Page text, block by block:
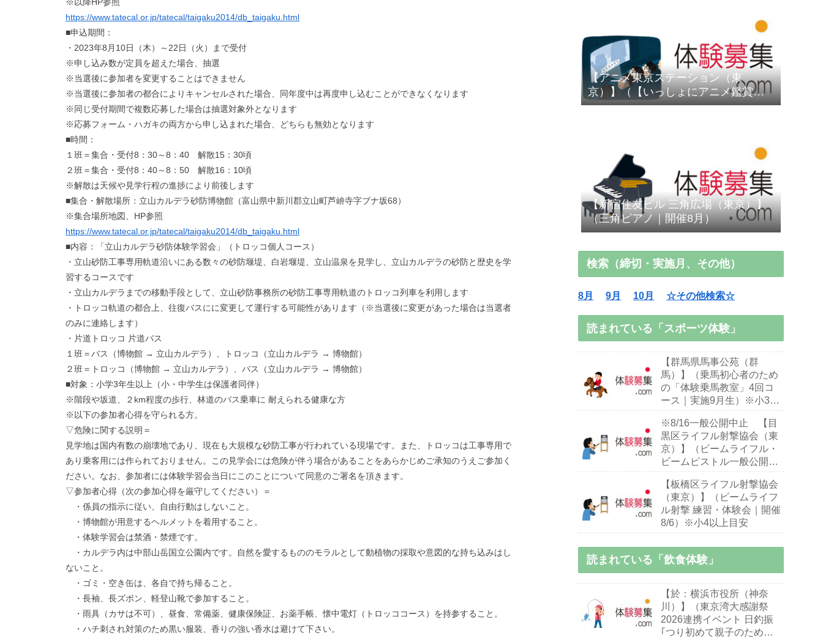
※以降HP参照
https://www.tatecal.or.jp/tatecal/taigaku2014/db_taigaku.html
■申込期間：
・2023年8月10日（木）～22日（火）まで受付
※申し込み数が定員を超えた場合、抽選
※当選後に参加者を変更することはできません
※当選後に参加者の都合によりキャンセルされた場合、同年度中は再度申し込むことができなくなります
※同じ受付期間で複数応募した場合は抽選対象外となります
※応募フォーム・ハガキの両方から申し込まれた場合、どちらも無効となります
■時間：
１班＝集合・受付8：30～8：40 解散15：30頃
２班＝集合・受付8：40～8：50 解散16：10頃
※解散は天候や見学行程の進捗により前後します
■集合・解散場所：立山カルデラ砂防博物館（富山県中新川郡立山町芦峅寺字ブナ坂68）
※集合場所地図、HP参照
https://www.tatecal.or.jp/tatecal/taigaku2014/db_taigaku.html
■内容：「立山カルデラ砂防体験学習会」（トロッコ個人コース）
・立山砂防工事専用軌道沿いにある数々の砂防堰堤、白岩堰堤、立山温泉を見学し、立山カルデラの砂防と歴史を学
習するコースです
・立山カルデラまでの移動手段として、立山砂防事務所の砂防工事専用軌道のトロッコ列車を利用します
・トロッコ軌道の都合上、往復バスにに変更して運行する可能性があります（※当選後に変更があった場合は当選者
のみに連絡します）
・片道トロッコ 片道バス
１班＝バス（博物館 → 立山カルデラ）、トロッコ（立山カルデラ → 博物館）
２班＝トロッコ（博物館 → 立山カルデラ）、バス（立山カルデラ → 博物館）
■対象：小学3年生以上（小・中学生は保護者同伴）
※階段や坂道、２km程度の歩行、林道のバス乗車に 耐えられる健康な方
※以下の参加者心得を守られる方。
▽危険に関する説明＝
見学地は国内有数の崩壊地であり、現在も大規模な砂防工事が行われている現場です。また、トロッコは工事専用で
あり乗客用には作られておりません。この見学会には危険が伴う場合があることをあらかじめご承知のうえご参加く
ださい。なお、参加者には体験学習会当日にこのことについて同意のご署名を頂きます。
▽参加者心得（次の参加心得を厳守してください）＝
・係員の指示に従い、自由行動はしないこと。
・博物館が用意するヘルメットを着用すること。
・体験学習会は禁酒・禁煙です。
・カルデラ内は中部山岳国立公園内です。自然を愛するもののモラルとして動植物の採取や意図的な持ち込みはし
ないこと。
・ゴミ・空き缶は、各自で持ち帰ること。
・長袖、長ズボン、軽登山靴で参加すること。
・雨具（カサは不可）、昼食、常備薬、健康保険証、お薬手帳、懐中電灯（トロッココース）を持参すること。
・ハチ刺され対策のため黒い服装、香りの強い香水は避けて下さい。
【アニメ東京ステーション（東
京）】（【いっしょにアニメ鑑賞会
⑳】『エイトマン』第1話「エイトマ
【新宿住友ビル 三角広場（東京）】
（三角ピアノ｜開催8月）
検索（締切・実施月、その他）
8月 9月 10月 ☆その他検索☆
読まれている「スポーツ体験」
【群馬県馬事公苑（群
馬）】（乗馬初心者のため
の「体験乗馬教室」4回コ
ース｜実施9月生）※小3～
※8/16一般公開中止 【目
黒区ライフル射撃協会（東
京）】（ビームライフル・
ビームピストル一般公開）
【板橋区ライフル射撃協会
（東京）】（ビームライフ
ル射撃 練習・体験会｜開催
8/6）※小4以上目安
読まれている「飲食体験」
【於：横浜市役所（神奈
川）】（東京湾大感謝祭
2026連携イベント 日釣振
｢つり初めて親子のための